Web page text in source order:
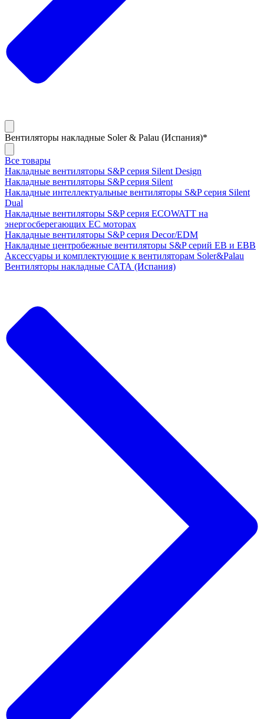
Вентиляторы накладные Soler & Palau (Испания)*
Все товары
Накладные вентиляторы S&P серия Silent Design
Накладные вентиляторы S&P серия Silent
Накладные интеллектуальные вентиляторы S&P серия Silent
Dual
Накладные вентиляторы S&P серия ECOWATT на
энергосберегающих ЕС моторах
Накладные вентиляторы S&P серия Decor/EDM
Накладные центробежные вентиляторы S&P серий EB и EBB
Аксессуары и комплектующие к вентиляторам Soler&Palau
Вентиляторы накладные САТА (Испания)